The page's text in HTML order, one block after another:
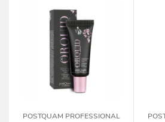
POSTQUAM PROFESSIONAL